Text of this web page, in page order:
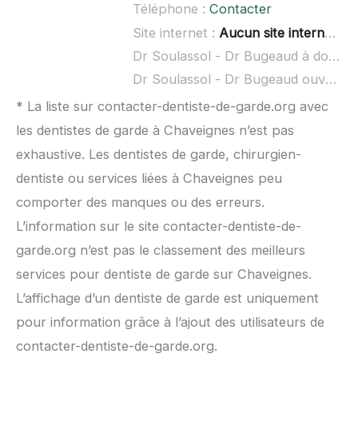
Téléphone : Contacter
Site internet : Aucun site internet connu
Dr Soulassol - Dr Bugeaud à domicile :
Dr Soulassol - Dr Bugeaud ouvert dimanche :
* La liste sur contacter-dentiste-de-garde.org avec
les dentistes de garde à Chaveignes n’est pas
exhaustive. Les dentistes de garde, chirurgien-
dentiste ou services liées à Chaveignes peu
comporter des manques ou des erreurs.
L’information sur le site contacter-dentiste-de-
garde.org n’est pas le classement des meilleurs
services pour dentiste de garde sur Chaveignes.
L’affichage d’un dentiste de garde est uniquement
pour information grâce à l’ajout des utilisateurs de
contacter-dentiste-de-garde.org.